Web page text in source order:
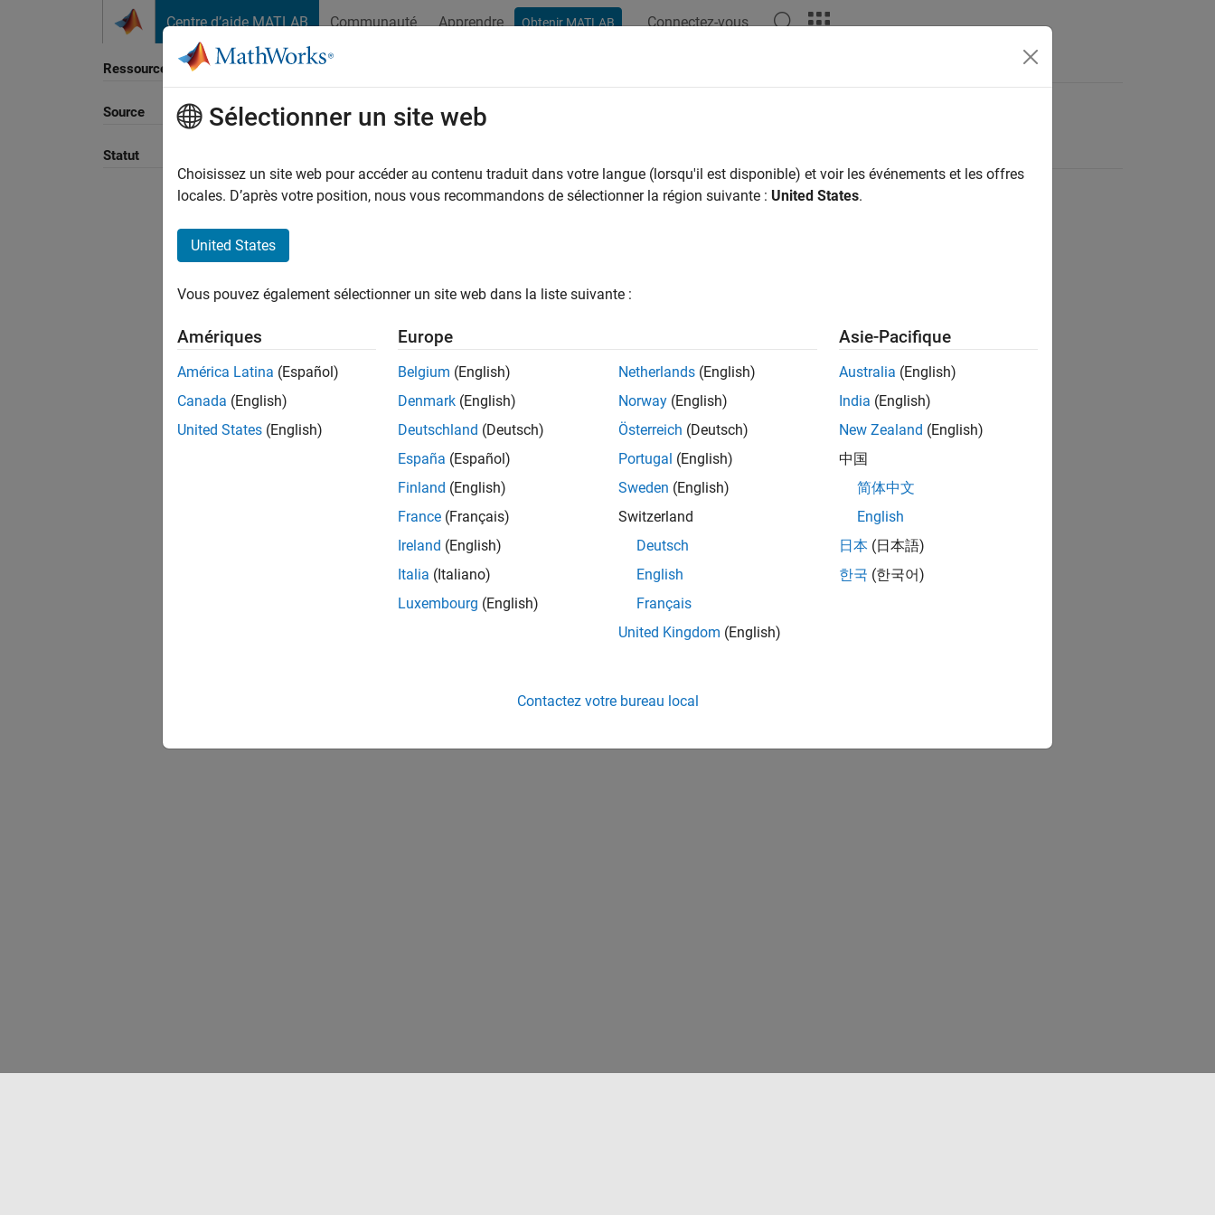
Centre d’aide MATLAB Communauté Apprendre Obtenir MATLAB Connectez-vous
Ressource
Source
Statut
Trier par
Sélectionner un site web
Choisissez un site web pour accéder au contenu traduit dans votre langue (lorsqu'il est disponible) et voir les événements et les offres
locales. D’après votre position, nous vous recommandons de sélectionner la région suivante : United States.
United States
Vous pouvez également sélectionner un site web dans la liste suivante :
Amériques
América Latina (Español)
Canada (English)
United States (English)
Europe
Belgium (English)
Denmark (English)
Deutschland (Deutsch)
España (Español)
Finland (English)
France (Français)
Ireland (English)
Italia (Italiano)
Luxembourg (English)
Netherlands (English)
Norway (English)
Österreich (Deutsch)
Portugal (English)
Sweden (English)
Switzerland
Deutsch
English
Français
United Kingdom (English)
Asie-Pacifique
Australia (English)
India (English)
New Zealand (English)
中国
简体中文
English
日本 (日本語)
한국 (한국어)
Contactez votre bureau local